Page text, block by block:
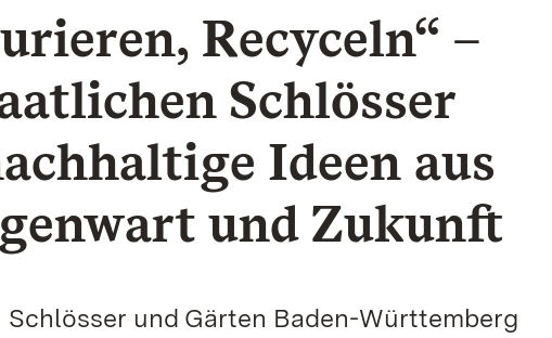
Recyceln“ –
Schlösser
Ideen aus
und Zukunft
und Gärten Baden-Württemberg